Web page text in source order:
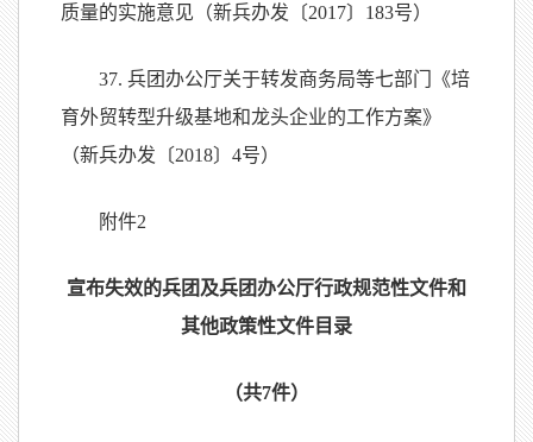
质量的实施意见（新兵办发〔2017〕183号）
37. 兵团办公厅关于转发商务局等七部门《培
育外贸转型升级基地和龙头企业的工作方案》
（新兵办发〔2018〕4号）
附件2
宣布失效的兵团及兵团办公厅行政规范性文件和
其他政策性文件目录
（共7件）